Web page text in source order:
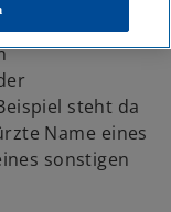
Anlegende
steht da
Name eines
sonstigen